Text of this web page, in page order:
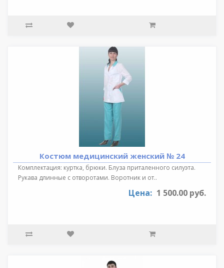
Костюм медицинский женский № 24
Комплектация: куртка, брюки. Блуза приталенного силуэта.
Рукава длинные с отворотами. Воротник и от..
Цена: 1 500.00 руб.